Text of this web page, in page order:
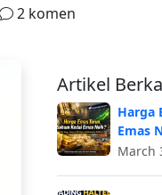
2 komen
Artikel
Harga
Emas
March